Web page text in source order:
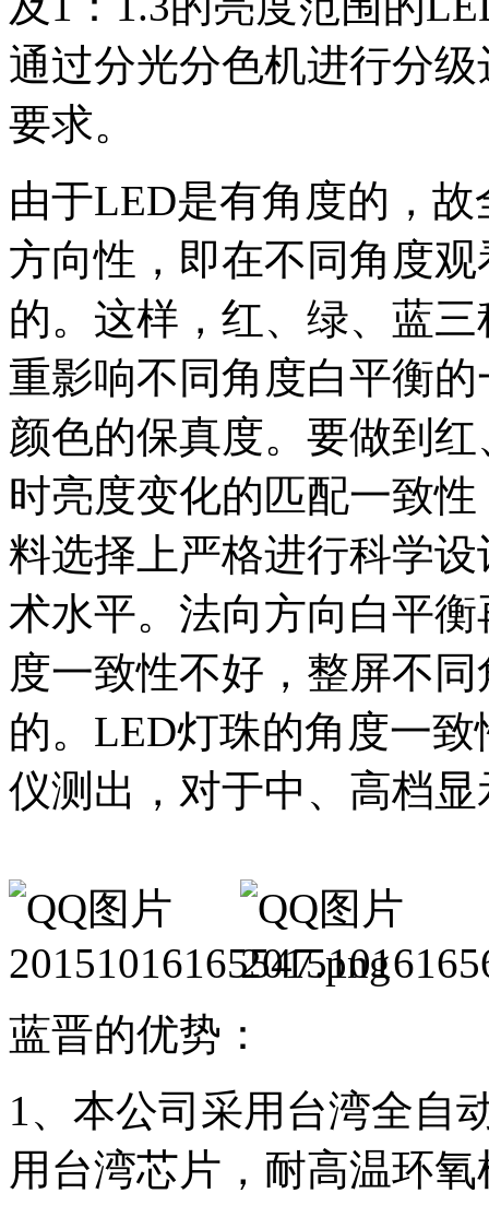
通过分光分色机进行分
要求。
由于LED是有角度的，故
方向性，即在不同角度
的。这样，红、绿、蓝三
重影响不同角度白平衡
颜色的保真度。要做到
时亮度变化的匹配一致
料选择上严格进行科学
术水平。法向方向白平
度一致性不好，整屏不
的。 LED灯珠的角度一致
仪测出，对于中、高档
蓝晋的优势：
1、本公司采用台湾全自
用台湾芯片，耐高温环